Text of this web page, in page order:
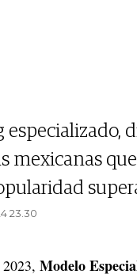
especializado,
mexicanas
23.30
Modelo